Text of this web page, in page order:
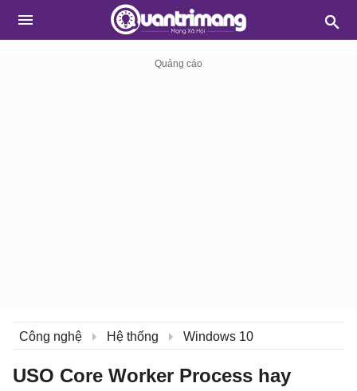
Công nghệ Hệ thống Windows 10
USO Core Worker Process hay